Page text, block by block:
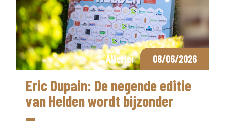
Allerlei 08/06/2026
Eric Dupain: De negende editie
van Helden wordt bijzonder